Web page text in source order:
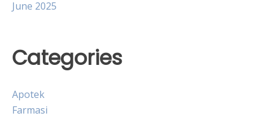
June 2025
Categories
Apotek
Farmasi